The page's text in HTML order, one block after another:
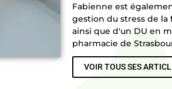
Fabienne est
gestion du stress de
ainsi que d'un DU en
pharmacie de
VOIR TOUS SES